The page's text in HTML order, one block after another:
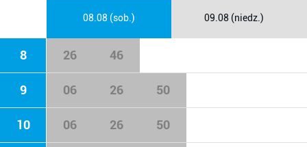
08.08 (sob.) 09.08 (niedz.)
8 26 46
9 06 26 50
10 06 26 50